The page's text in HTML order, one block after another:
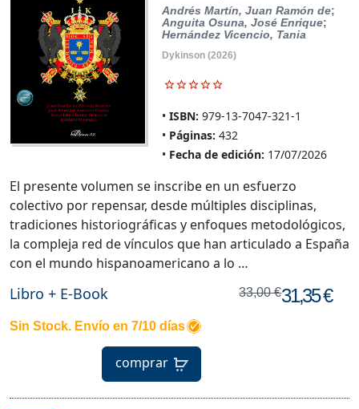
Andrés Martín, Juan Ramón de;
Anguita Osuna, José Enrique;
Hernández Vicencio, Tania
Dykinson(2026)
ISBN: 979-13-7047-321-1
Páginas: 432
Fecha de edición: 17/07/2026
Libro + E-Book 33,00 €31,35 €
Sin Stock. Envío en 7/10 días
comprar
El presente volumen se inscribe en un esfuerzo
colectivo por repensar, desde múltiples disciplinas,
tradiciones historiográficas y enfoques metodológicos,
la compleja red de vínculos que han articulado a España
con el mundo hispanoamericano a lo …